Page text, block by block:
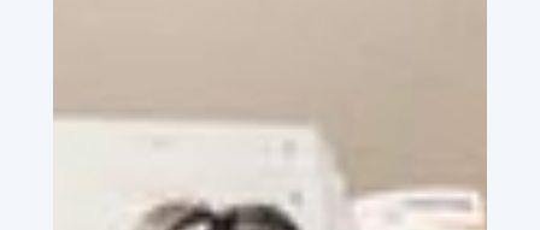
fragten.